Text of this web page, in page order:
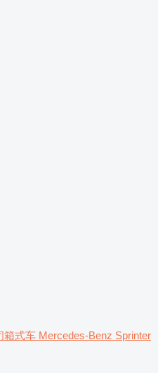
箱式车 Mercedes-Benz Sprinter